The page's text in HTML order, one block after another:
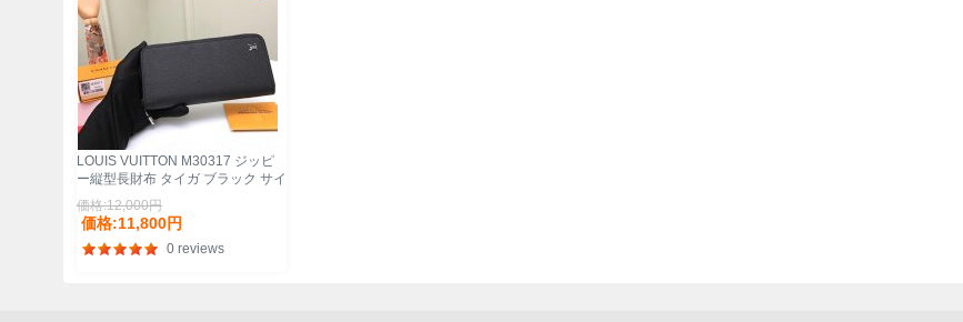
LOUIS VUITTON M30317 ジッピ
ー縦型長財布 タイガ ブラック サイ
ズ:20x10cm
価格:12,000円
価格:11,800円
0 reviews